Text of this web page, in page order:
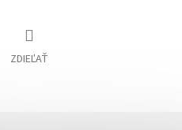
ZDIEĽAŤ